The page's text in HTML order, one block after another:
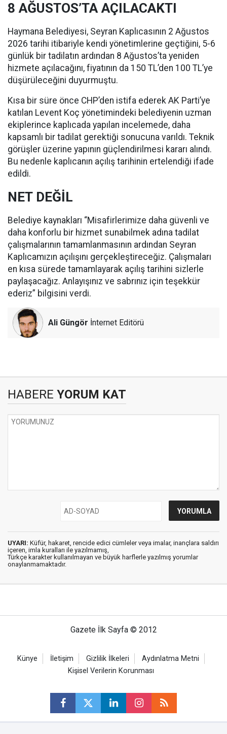
8 AĞUSTOS’TA AÇILACAKTI
Haymana Belediyesi, Seyran Kaplıcasının 2 Ağustos
2026 tarihi itibariyle kendi yönetimlerine geçtiğini, 5-6
günlük bir tadilatın ardından 8 Ağustos’ta yeniden
hizmete açılacağını, fiyatının da 150 TL’den 100 TL’ye
düşürüleceğini duyurmuştu.
Kısa bir süre önce CHP’den istifa ederek AK Parti’ye
katılan Levent Koç yönetimindeki belediyenin uzman
ekiplerince kaplıcada yapılan incelemede, daha
kapsamlı bir tadilat gerektiği sonucuna varıldı. Teknik
görüşler üzerine yapının güçlendirilmesi kararı alındı.
Bu nedenle kaplıcanın açılış tarihinin ertelendiği ifade
edildi.
NET DEĞİL
Belediye kaynakları “Misafirlerimize daha güvenli ve
daha konforlu bir hizmet sunabilmek adına tadilat
çalışmalarının tamamlanmasının ardından Seyran
Kaplıcamızın açılışını gerçekleştireceğiz. Çalışmaları
en kısa sürede tamamlayarak açılış tarihini sizlerle
paylaşacağız. Anlayışınız ve sabrınız için teşekkür
ederiz” bilgisini verdi.
Ali Güngör İnternet Editörü
HABERE YORUM KAT
UYARI: Küfür, hakaret, rencide edici cümleler veya imalar, inançlara saldırı
içeren, imla kuralları ile yazılmamış,
Türkçe karakter kullanılmayan ve büyük harflerle yazılmış yorumlar
onaylanmamaktadır.
Gazete İlk Sayfa © 2012
Künye İletişim Gizlilik İlkeleri
Aydınlatma Metni
Kişisel Verilerin Korunması